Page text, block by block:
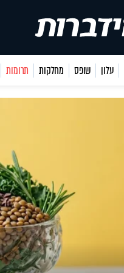
עלון שופס מחלקות תרומות